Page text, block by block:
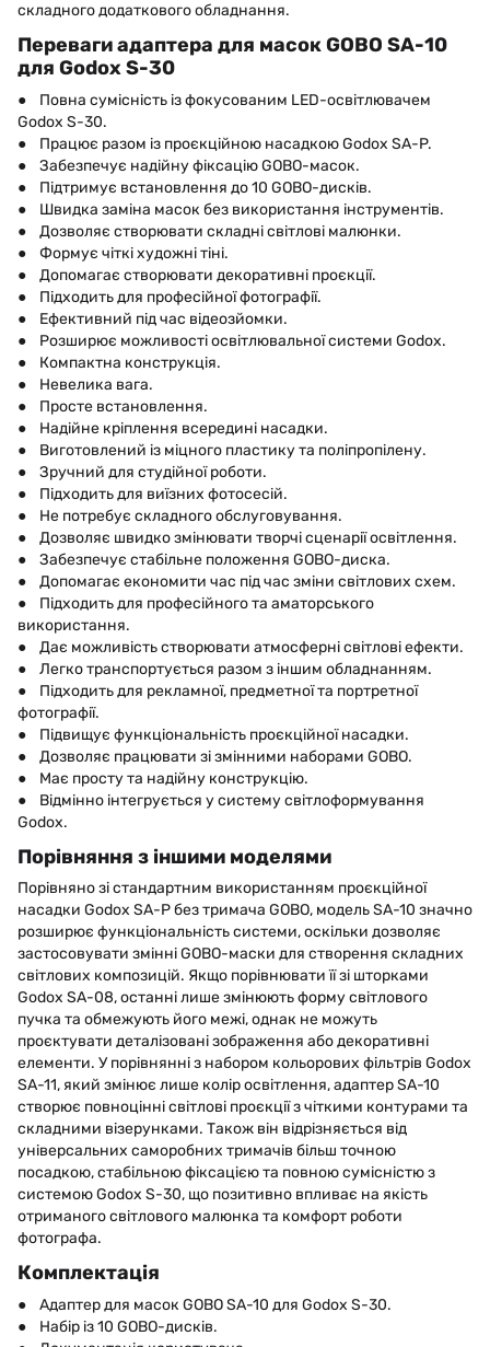
складного додаткового обладнання.
Переваги адаптера для масок GOBO SA-10
для Godox S-30
● Повна сумісність із фокусованим LED-освітлювачем
Godox S-30.
● Працює разом із проєкційною насадкою Godox SA-P.
● Забезпечує надійну фіксацію GOBO-масок.
● Підтримує встановлення до 10 GOBO-дисків.
● Швидка заміна масок без використання інструментів.
● Дозволяє створювати складні світлові малюнки.
● Формує чіткі художні тіні.
● Допомагає створювати декоративні проєкції.
● Підходить для професійної фотографії.
● Ефективний під час відеозйомки.
● Розширює можливості освітлювальної системи Godox.
● Компактна конструкція.
● Невелика вага.
● Просте встановлення.
● Надійне кріплення всередині насадки.
● Виготовлений із міцного пластику та поліпропілену.
● Зручний для студійної роботи.
● Підходить для виїзних фотосесій.
● Не потребує складного обслуговування.
● Дозволяє швидко змінювати творчі сценарії освітлення.
● Забезпечує стабільне положення GOBO-диска.
● Допомагає економити час під час зміни світлових схем.
● Підходить для професійного та аматорського
використання.
● Дає можливість створювати атмосферні світлові ефекти.
● Легко транспортується разом з іншим обладнанням.
● Підходить для рекламної, предметної та портретної
фотографії.
● Підвищує функціональність проєкційної насадки.
● Дозволяє працювати зі змінними наборами GOBO.
● Має просту та надійну конструкцію.
● Відмінно інтегрується у систему світлоформування
Godox.
Порівняння з іншими моделями
Порівняно зі стандартним використанням проєкційної
насадки Godox SA-P без тримача GOBO, модель SA-10 значно
розширює функціональність системи, оскільки дозволяє
застосовувати змінні GOBO-маски для створення складних
світлових композицій. Якщо порівнювати її зі шторками
Godox SA-08, останні лише змінюють форму світлового
пучка та обмежують його межі, однак не можуть
проєктувати деталізовані зображення або декоративні
елементи. У порівнянні з набором кольорових фільтрів Godox
SA-11, який змінює лише колір освітлення, адаптер SA-10
створює повноцінні світлові проєкції з чіткими контурами та
складними візерунками. Також він відрізняється від
універсальних саморобних тримачів більш точною
посадкою, стабільною фіксацією та повною сумісністю з
системою Godox S-30, що позитивно впливає на якість
отриманого світлового малюнка та комфорт роботи
фотографа.
Комплектація
● Адаптер для масок GOBO SA-10 для Godox S-30.
● Набір із 10 GOBO-дисків.